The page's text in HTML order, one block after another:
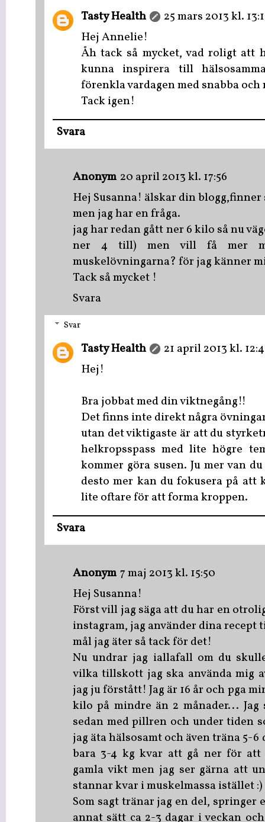
Tasty Health
25 mars 2013 kl.
Hej Annelie!
Åh tack så mycket, vad roligt att
kunna inspirera till
förenkla vardagen med snabba
Tack igen!
Svara
Anonym 20 april 2013 kl. 17:56
Hej Susanna! älskar din
men jag har en fråga.
jag har redan gått ner 6 kilo så nu
ner 4 till) men vill få mer
muskelövningarna? för jag känner
Tack så mycket !
Svara
Svar
Tasty Health
21 april 2013 kl.
Hej!
Bra jobbat med din viktnegång!!
Det finns inte direkt några
utan det viktigaste är att du
helkropsspass med lite högre
kommer göra susen. Ju mer van
desto mer kan du fokusera på att
lite oftare för att forma kroppen.
Svara
Anonym 7 maj 2013 kl. 15:50
Hej Susanna!
Först vill jag säga att du har en
instagram, jag använder dina
mål jag äter så tack för det!
Nu undrar jag iallafall om du
vilka tillskott jag ska använda mig
jag ju förstått! Jag är 16 år och pga
kilo på mindre än 2 månader...
sedan med pillren och under tiden
jag äta hälsosamt och även träna 5-6
bara 3-4 kg kvar att gå ner för
gamla vikt men jag ser gärna att
stannar kvar i muskelmassa istället :)
Som sagt tränar jag en del,
annat sätt ca 2-3 dagar i veckan